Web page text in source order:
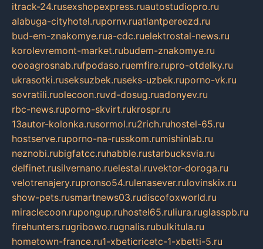
itrack-24.rusexshopexpress.ruautostudiopro.ru
alabuga-cityhotel.rupornv.ruatlantpereezd.ru
bud-em-znakomye.rua-cdc.ruelektrostal-news.ru
korolevremont-market.rubudem-znakomye.ru
oooagrosnab.rufpodaso.ruemfire.rupro-otdelky.ru
ukrasotki.ruseksuzbek.ruseks-uzbek.ruporno-vk.ru
sovratili.ruolecoon.ruvd-dosug.ruadonyev.ru
rbc-news.ruporno-skvirt.rukrospr.ru
13autor-kolonka.rusormol.ru2rich.ruhostel-65.ru
hostserve.ruporno-na-russkom.rumishinlab.ru
neznobi.rubigfatcc.ruhabble.rustarbucksvia.ru
delfinet.rusilvernano.ruelestal.ruvektor-doroga.ru
velotrenajery.rupronso54.rulenasever.rulovinskix.ru
show-pets.rusmartnews03.rudiscofoxworld.ru
miraclecoon.rupongup.ruhostel65.ruliura.ruglasspb.ru
firehunters.rugribowo.rugnalis.rubulkitula.ru
hometown-france.ru1-xbeticricetc-1-xbetti-5.ru